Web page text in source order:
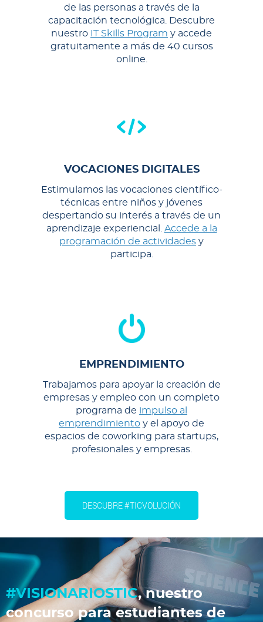
de las personas a través de la
capacitación tecnológica. Descubre
nuestro IT Skills Program y accede
gratuitamente a más de 40 cursos
online.
VOCACIONES DIGITALES
Estimulamos las vocaciones científico-
técnicas entre niños y jóvenes
despertando su interés a través de un
aprendizaje experiencial. Accede a la
programación de actividades y
participa.
EMPRENDIMIENTO
Trabajamos para apoyar la creación de
empresas y empleo con un completo
programa de impulso al
emprendimiento y el apoyo de
espacios de coworking para startups,
profesionales y empresas.
DESCUBRE #TICVOLUCIÓN
#VISIONARIOSTIC, nuestro
concurso para estudiantes de